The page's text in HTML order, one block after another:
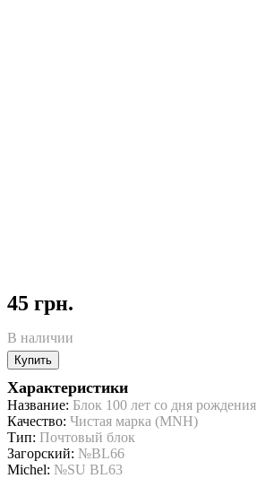
45 грн.
В наличии
Купить
Характеристики
Название: Блок 100 лет со дня
Качество: Чистая марка (MNH)
Тип: Почтовый блок
Загорский: №BL66
Michel: №SU BL63